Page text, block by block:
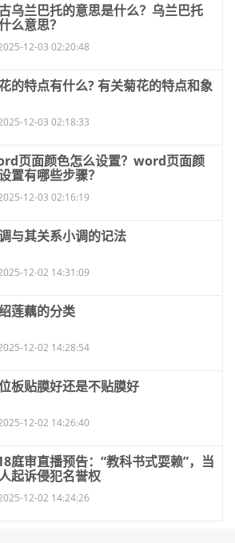
乌兰巴托的意思是什么？乌兰巴托
么意思？
12-03 02:20:48
的特点有什么? 有关菊花的特点和象
12-03 02:18:33
页面颜色怎么设置？word页面颜
置有哪些步骤？
12-03 02:16:19
与其关系小调的记法
12-02 14:31:09
莲藕的分类
12-02 14:28:54
板贴膜好还是不贴膜好
12-02 14:26:40
庭审直播预告：“教科书式耍赖”，当
起诉侵犯名誉权
12-02 14:24:26